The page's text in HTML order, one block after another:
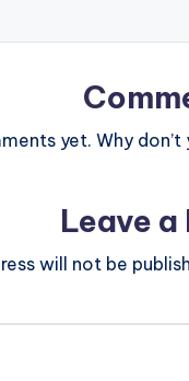
yet. Why
Leave a
will not be